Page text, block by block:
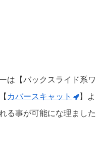
は【バックスライド系ワ
カバースキャット
】よ
る事が可能にな理ました